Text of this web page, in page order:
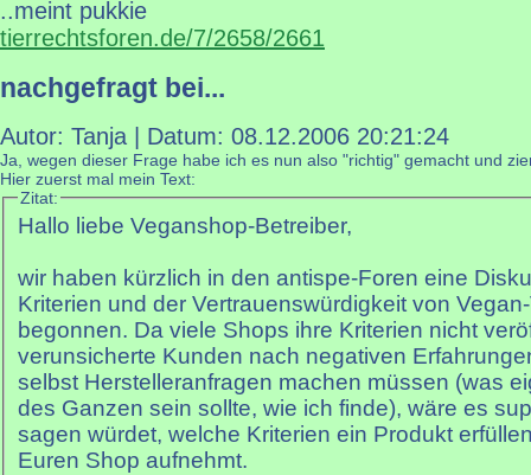
..meint pukkie
tierrechtsforen.de/7/2658/2661
nachgefragt bei...
Autor: Tanja | Datum: 08.12.2006 20:21:24
Ja, wegen dieser Frage habe ich es nun also "richtig" gemacht und
Hier zuerst mal mein Text:
Zitat:
Hallo liebe Veganshop-Betreiber,
wir haben kürzlich in den antispe-Foren eine
Kriterien und der Vertrauenswürdigkeit von
begonnen. Da viele Shops ihre Kriterien nicht
verunsicherte Kunden nach negativen
selbst Herstelleranfragen machen müssen (was
des Ganzen sein sollte, wie ich finde), wäre es
sagen würdet, welche Kriterien ein Produkt
Euren Shop aufnehmt.